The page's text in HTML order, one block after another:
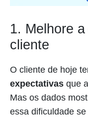
1. Melhore
cliente
O cliente de hoje
expectativas que
Mas os dados
essa dificuldade